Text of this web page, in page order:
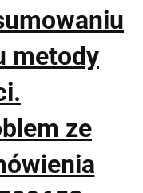
metody
ze